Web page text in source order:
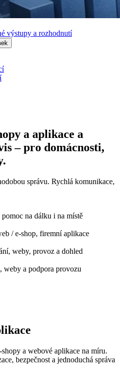
výstupy a rozhodnutí
a aplikace a
– pro domácnosti,
správu. Rychlá komunikace,
na dálku i na místě
/ e-shop, firemní aplikace
weby, provoz a dohled
weby a podpora provozu
a webové aplikace na míru.
bezpečnost a jednoduchá správa